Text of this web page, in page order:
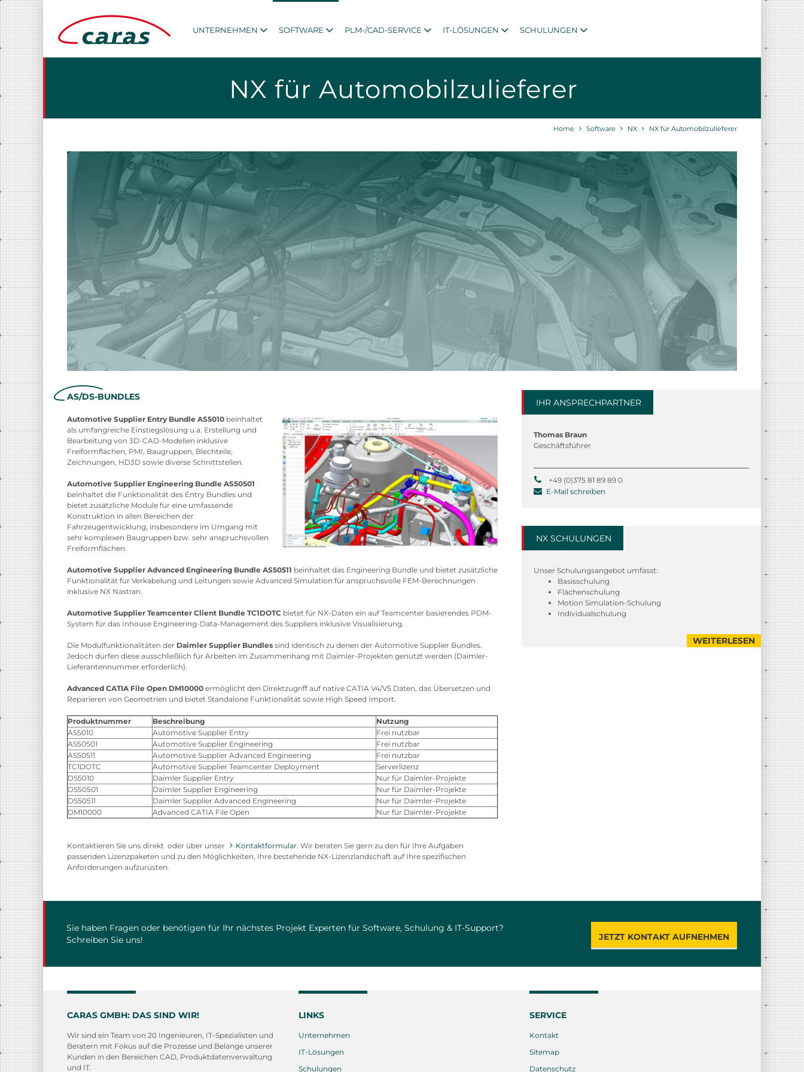
UNTERNEHMEN SOFTWARE PLM-/CAD-SERVICE IT-LÖSUNGEN SCHULUNGEN
NX für Automobilzulieferer
Home Software NX NX für Automobilzulieferer
AS/DS-BUNDLES
Automotive Supplier Entry Bundle AS5010 beinhaltet
als umfangreiche Einstiegslösung u.a. Erstellung und
Bearbeitung von 3D-CAD-Modellen inklusive
Freiformflächen, PMI, Baugruppen, Blechteile,
Zeichnungen, HD3D sowie diverse Schnittstellen.
Automotive Supplier Engineering Bundle AS50501
beinhaltet die Funktionalität des Entry Bundles und
bietet zusätzliche Module für eine umfassende
Konstruktion in allen Bereichen der
Fahrzeugentwicklung, insbesondere im Umgang mit
sehr komplexen Baugruppen bzw. sehr anspruchsvollen
Freiformflächen.
Automotive Supplier Advanced Engineering Bundle AS50511 beinhaltet das Engineering Bundle und bietet zusätzliche
Funktionalität für Verkabelung und Leitungen sowie Advanced Simulation für anspruchsvolle FEM-Berechnungen
inklusive NX Nastran.
Automotive Supplier Teamcenter Client Bundle TC1DOTC bietet für NX-Daten ein auf Teamcenter basierendes PDM-
System für das Inhouse Engineering-Data-Management des Suppliers inklusive Visualisierung.
Die Modulfunktionalitäten der Daimler Supplier Bundles sind identisch zu denen der Automotive Supplier Bundles.
Jedoch dürfen diese ausschließlich für Arbeiten im Zusammenhang mit Daimler-Projekten genutzt werden (Daimler-
Lieferantennummer erforderlich).
Advanced CATIA File Open DM10000 ermöglicht den Direktzugriff auf native CATIA V4/V5 Daten, das Übersetzen und
Reparieren von Geometrien und bietet Standalone Funktionalität sowie High Speed Import.
Produktnummer Beschreibung
Nutzung
AS5010
Automotive Supplier Entry
Frei nutzbar
AS50501
Automotive Supplier Engineering
Frei nutzbar
AS50511
Automotive Supplier Advanced Engineering
Frei nutzbar
TC1DOTC
Automotive Supplier Teamcenter Deployment
Serverlizenz
DS5010
Daimler Supplier Entry
Nur für Daimler-Projekte
DS50501
Daimler Supplier Engineering
Nur für Daimler-Projekte
DS50511
Daimler Supplier Advanced Engineering
Nur für Daimler-Projekte
DM10000
Advanced CATIA File Open Nur für Daimler-Projekte
Kontaktieren Sie uns direkt oder über unser Kontaktformular . Wir beraten Sie gern zu den für Ihre Aufgaben
passenden Lizenzpaketen und zu den Möglichkeiten, Ihre bestehende NX-Lizenzlandschaft auf Ihre spezifischen
Anforderungen aufzurüsten.
IHR ANSPRECHPARTNER
Thomas Braun
Geschäftsführer
+49 (0)375 81 89 89 0
E-Mail schreiben
NX SCHULUNGEN
Unser Schulungsangebot umfasst:
Basisschulung
Flächenschulung
Motion Simulation-Schulung
Individualschulung
WEITERLESEN
Sie haben Fragen oder benötigen für Ihr nächstes Projekt Experten für Software, Schulung & IT-Support?
Schreiben Sie uns!
JETZT KONTAKT AUFNEHMEN
CARAS GMBH: DAS SIND WIR!
Wir sind ein Team von 20 Ingenieuren, IT-Spezialisten und
Beratern mit Fokus auf die Prozesse und Belange unserer
Kunden in den Bereichen CAD, Produktdatenverwaltung
und IT.
LINKS
Unternehmen
IT-Lösungen
Schulungen
SERVICE
Kontakt
Sitemap
Datenschutz